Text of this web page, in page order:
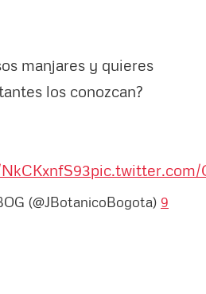
manjares y quieres
los conozcan?
pic.twitter.com/
(@JBotanicoBogota) 9